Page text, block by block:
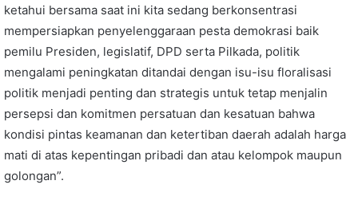
ketahui bersama saat ini kita sedang berkonsentrasi
mempersiapkan penyelenggaraan pesta demokrasi baik
pemilu Presiden, legislatif, DPD serta Pilkada, politik
mengalami peningkatan ditandai dengan isu-isu floralisasi
politik menjadi penting dan strategis untuk tetap menjalin
persepsi dan komitmen persatuan dan kesatuan bahwa
kondisi pintas keamanan dan ketertiban daerah adalah harga
mati di atas kepentingan pribadi dan atau kelompok maupun
golongan”.